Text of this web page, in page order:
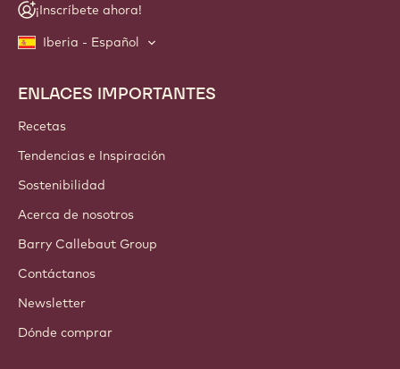
¡Inscríbete ahora!
Iberia - Español
Footer
Callebaut
ENLACES IMPORTANTES
Recetas
Tendencias e Inspiración
Sostenibilidad
Acerca de nosotros
Barry Callebaut Group
Contáctanos
Newsletter
Dónde comprar